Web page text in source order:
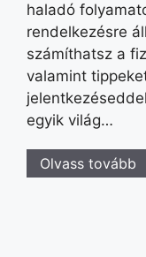
haladó
rendelkezésre
számíthatsz a
valamint
egyik világ…
Olvass tovább